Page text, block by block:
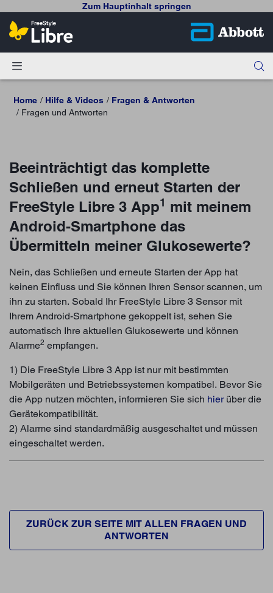
Zum Hauptinhalt springen
Home Hilfe & Videos
Fragen & Antworten
Fragen und Antworten
Beeinträchtigt das komplette
Schließen und erneut Starten der
FreeStyle Libre 3 App1 mit meinem
Android-Smartphone das
Übermitteln meiner Glukosewerte?
Nein, das Schließen und erneute Starten der App hat
keinen Einfluss und Sie können Ihren Sensor scannen, um
ihn zu starten. Sobald Ihr FreeStyle Libre 3 Sensor mit
Ihrem Android-Smartphone gekoppelt ist, sehen Sie
automatisch Ihre aktuellen Glukosewerte und können
Alarme2 empfangen.
1) Die FreeStyle Libre 3 App ist nur mit bestimmten
Mobilgeräten und Betriebssystemen kompatibel. Bevor Sie
die App nutzen möchten, informieren Sie sich hierüber die
Gerätekompatibilität.
2) Alarme sind standardmäßig ausgeschaltet und müssen
eingeschaltet werden.
ZURÜCK ZUR SEITE MIT ALLEN FRAGEN UND
ANTWORTEN